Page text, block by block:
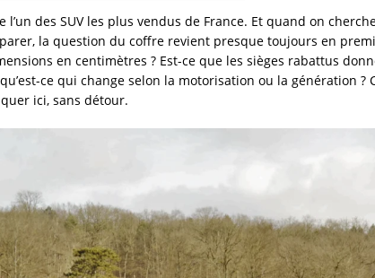
l’un des SUV les plus vendus de France. Et quand on
la question du coffre revient presque toujours en
en centimètres ? Est-ce que les sièges rabattus
ce qui change selon la motorisation ou la génération ?
ici, sans détour.